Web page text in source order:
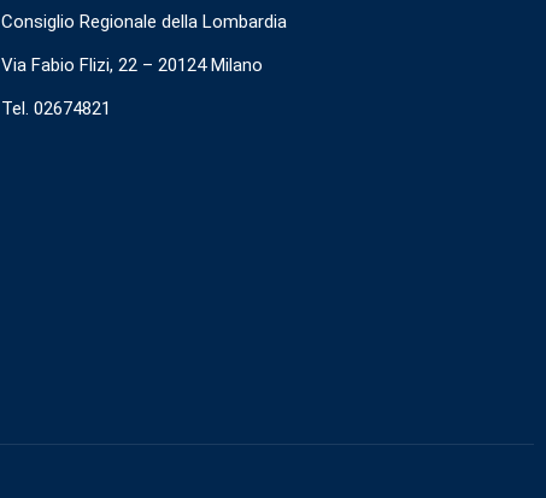
Consiglio Regionale della Lombardia
Via Fabio Flizi, 22 – 20124 Milano
Tel. 02674821